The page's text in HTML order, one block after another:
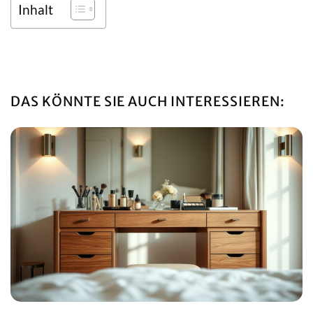
Inhalt
DAS KÖNNTE SIE AUCH INTERESSIEREN: